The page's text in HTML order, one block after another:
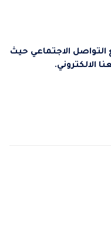
التواصل الاجتماعي حيث
الالكتروني.